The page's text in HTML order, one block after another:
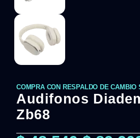
COMPRA CON RESPALDO DE CAMBIO
Audifonos
Zb68